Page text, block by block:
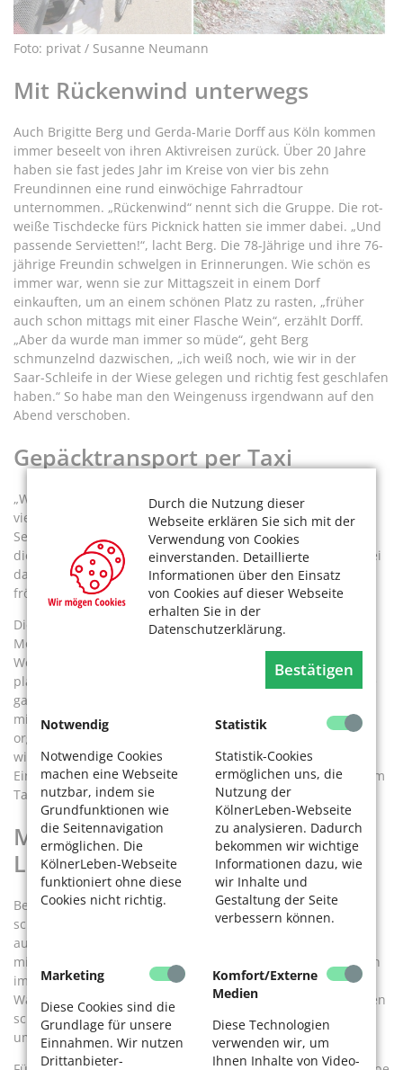
Durch die Nutzung dieser
Webseite erklären Sie sich mit der
Verwendung von Cookies
einverstanden. Detaillierte
Informationen über den Einsatz
von Cookies auf dieser Webseite
erhalten Sie in der
Datenschutzerklärung.
Bestätigen
Notwendig
Notwendige Cookies
machen eine Webseite
nutzbar, indem sie
Grundfunktionen wie
die Seitennavigation
ermöglichen. Die
KölnerLeben-Webseite
funktioniert ohne diese
Cookies nicht richtig.
Statistik
Statistik-Cookies
ermöglichen uns, die
Nutzung der
KölnerLeben-Webseite
zu analysieren. Dadurch
bekommen wir wichtige
Informationen dazu, wie
wir Inhalte und
Gestaltung der Seite
verbessern können.
Marketing
Diese Cookies sind die
Grundlage für unsere
Einnahmen. Wir nutzen
Drittanbieter-
Komfort/Externe
Medien
Diese Technologien
verwenden wir, um
Ihnen Inhalte von Video-
Foto: privat / Susanne Neumann
Mit Rückenwind unterwegs
Auch Brigitte Berg und Gerda-Marie Dorff aus Köln kommen
immer beseelt von ihren Aktivreisen zurück. Über 20 Jahre
haben sie fast jedes Jahr im Kreise von vier bis zehn
Freundinnen eine rund einwöchige Fahrradtour
unternommen. „Rückenwind“ nennt sich die Gruppe. Die rot-
weiße Tischdecke fürs Picknick hatten sie immer dabei. „Und
passende Servietten!“, lacht Berg. Die 78-Jährige und ihre 76-
jährige Freundin schwelgen in Erinnerungen. Wie schön es
immer war, wenn sie zur Mittagszeit in einem Dorf
einkauften, um an einem schönen Platz zu rasten, „früher
auch schon mittags mit einer Flasche Wein“, erzählt Dorff.
„Aber da wurde man immer so müde“, geht Berg
schmunzelnd dazwischen, „ich weiß noch, wie wir in der
Saar-Schleife in der Wiese gelegen und richtig fest geschlafen
haben.“ So habe man den Weingenuss irgendwann auf den
Abend verschoben.
Gepäcktransport per Taxi
„Wenn man mit dem Fahrrad unterwegs ist, sieht man doch
viel mehr als in einem Bus, mit dem man von
Sehenswürdigkeit zu Sehenswürdigkeit fährt“, schätzt Dorff
die Reisen auf dem Drahtesel. Viele Kilometer zu machen sei
dabei nicht ihr Ziel. „Es wird viel gerastet“, berichtet Berg
fröhlich, „jedes schöne Gasthaus wird mitgenommen.“
Die Gruppe radelte am Niederrhein, an Nahe, Main und
Mosel, durch den Naturpark Saar, im Emsland und im
Wendland oder auch mal in Österreich und in Polen. Berg
plante die Routen vorab und reservierte Unterkünfte für die
ganze Gruppe. Zum Start reisten die Damen meist per Bahn
mit dem eigenen Fahrrad an. Den Transport ihres Gepäcks
organisierten sie vor Ort: Auf einigen bekannten Radwegen,
wie dem an der Mosel, gibt es den Service als feste
Einrichtung, andernfalls behalf man sich auch mal mit einem
Taxiunternehmen.
Mit dem Rad zu Wasser und zu
Lande
Berg mag besonders das Miteinander auf den Touren. Sie
schätzt es, mit Leuten unterwegs zu sein, die sie kennt und
auf die sie sich verlassen kann. Besonders in mehr oder
minder schweren Notfällen, wie einem platten Reifen mitten
im Wald – so geschehen bei einer Tour durchs Wendland.
Während zwei Mitfahrerinnen ihre Räder mit der Betroffenen
schoben, fuhren die anderen zur nächsten Unterkunft vor,
um Hilfe zu organisieren.